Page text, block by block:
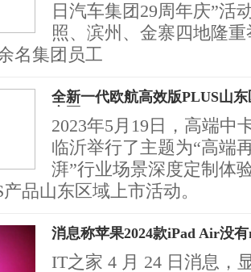
日汽车集团29周年庆”活
照、滨州、金寨四地隆
名集团员工
全新一代欧航高效版PLUS山
2023年5月19日，高端中
临沂举行了主题为“高端
湃”行业场景深度定制体
品山东区域上市活动。
消息称苹果2024款iPad Air没
IT之家 4 月 24 日消息，